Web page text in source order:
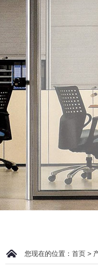
您现在的位置： 首页 >